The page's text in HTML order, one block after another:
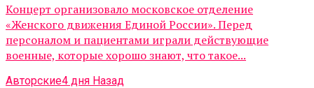
Концерт организовало московское отделение
«Женского движения Единой России». Перед
персоналом и пациентами играли действующие
военные, которые хорошо знают, что такое...
Авторские4 дня Назад